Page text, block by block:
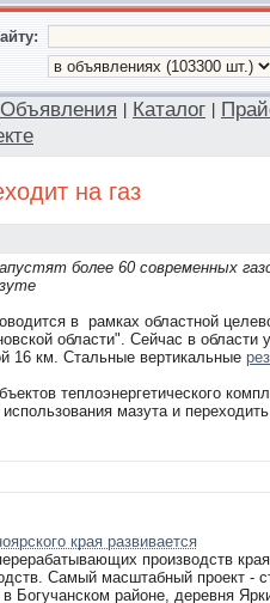
Объявления Каталог
на газ
более 60 современных
в рамках областной
области". Сейчас в
16 км. Стальные вертикальные
теплоэнергетического
мазута и переходить
края развивается
производств
Самый масштабный проект -
Богучанском районе, деревня